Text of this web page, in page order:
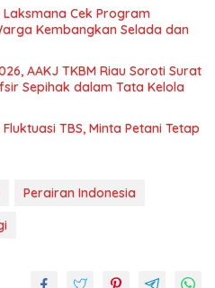
Cek Program
Kembangkan Selada dan
AAKJ TKBM Riau Soroti Surat
Sepihak dalam Tata Kelola
TBS, Minta Petani Tetap
Perairan Indonesia